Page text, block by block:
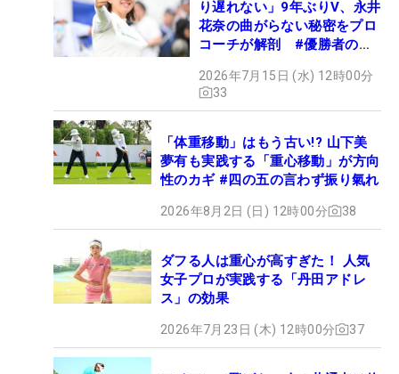
り遅れない」9年ぶりV、永井
花奈の曲がらない秘密をプロ
コーチが解剖 #優勝者のス
2026年7月15日 (水) 12時00分
33
「体重移動」はもう古い!? 山下美
夢有も実践する「重心移動」が方向
性のカギ #四の五の言わず振り氣れ
2026年8月2日 (日) 12時00分 38
ダフる人は重心が高すぎた！ 人気
女子プロが実践する「丹田アドレ
ス」の効果
2026年7月23日 (木) 12時00分 37